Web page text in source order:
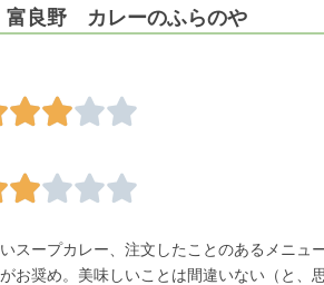
良野 カレーのふらのや
スープカレー、注文したことのあるメニュ
お奨め。美味しいことは間違いない（と、思